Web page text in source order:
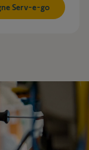
Serv-e-go